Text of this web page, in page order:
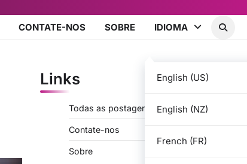
CONTATE-NOS SOBRE IDIOMA
English (US)
English (NZ)
French (FR)
Links
Todas as postagens
Contate-nos
Sobre